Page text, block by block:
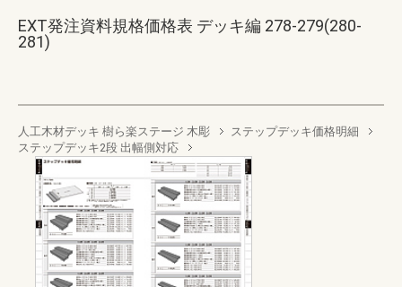
EXT発注資料規格価格表 デッキ編 278-279(280-
281)
人工木材デッキ 樹ら楽ステージ 木彫
ステップデッキ価格明細
ステップデッキ2段 出幅側対応